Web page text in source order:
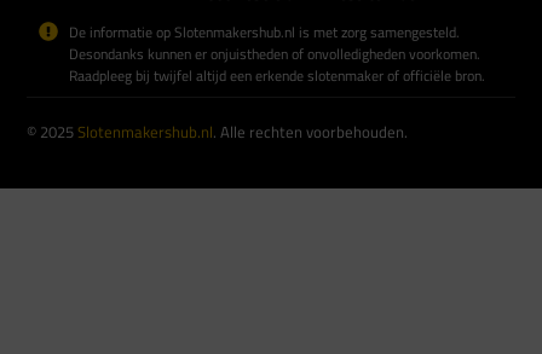
De informatie op Slotenmakershub.nl is met zorg samengesteld.
Desondanks kunnen er onjuistheden of onvolledigheden voorkomen.
Raadpleeg bij twijfel altijd een erkende slotenmaker of officiële bron.
© 2025Slotenmakershub.nl. Alle rechten voorbehouden.